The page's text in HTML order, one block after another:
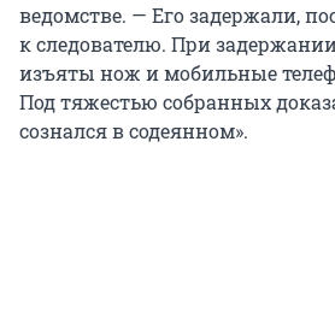
ведомстве. — Его задержали,
к следователю. При
изъяты нож и мобильные
Под тяжестью собранных
сознался в содеянном».